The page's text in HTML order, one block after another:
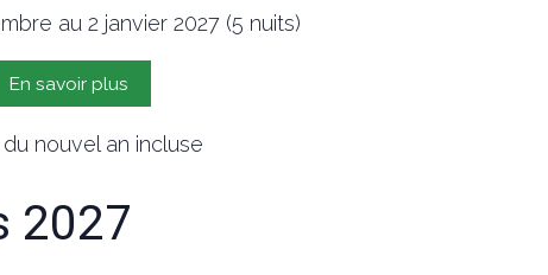
au 2 janvier 2027 (5 nuits)
En savoir plus
nouvel an incluse
2027